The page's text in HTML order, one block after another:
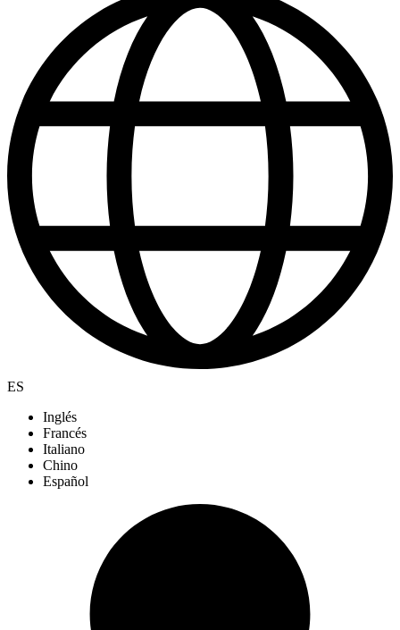
ES
Inglés
Francés
Italiano
Chino
Español